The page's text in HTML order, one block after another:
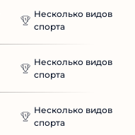
Несколько видов
спорта
Несколько видов
спорта
Несколько видов
спорта